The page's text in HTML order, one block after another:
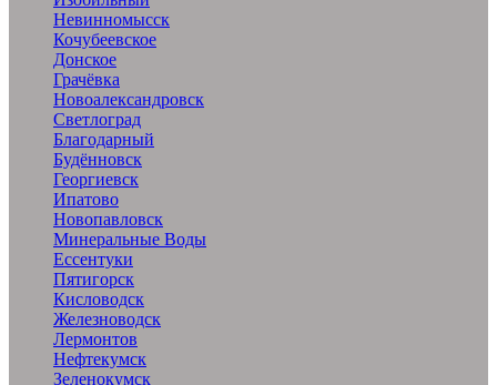
Невинномысск
Кочубеевское
Донское
Грачёвка
Новоалександровск
Светлоград
Благодарный
Будённовск
Георгиевск
Ипатово
Новопавловск
Минеральные Воды
Ессентуки
Пятигорск
Кисловодск
Железноводск
Лермонтов
Нефтекумск
Зеленокумск